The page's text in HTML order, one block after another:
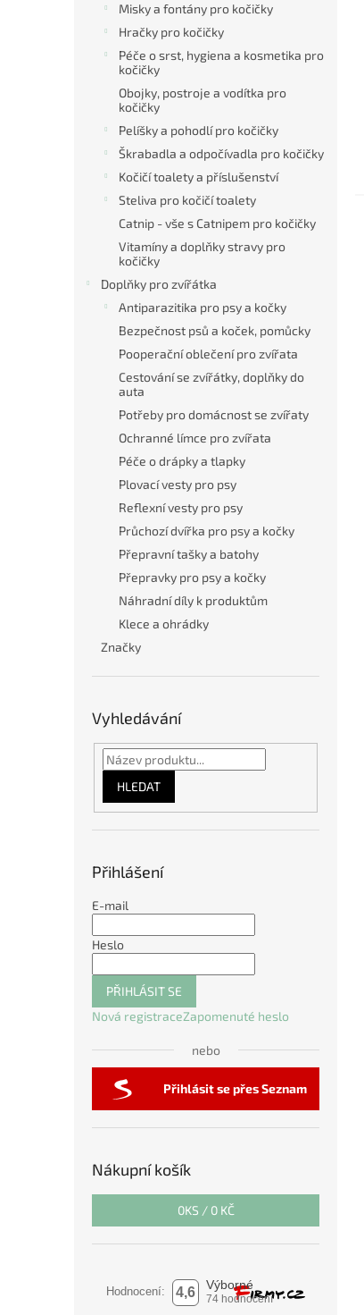
Misky a fontány pro kočičky
Hračky pro kočičky
Péče o srst, hygiena a kosmetika pro
kočičky
Obojky, postroje a vodítka pro
kočičky
Pelíšky a pohodlí pro kočičky
Škrabadla a odpočívadla pro kočičky
Kočičí toalety a příslušenství
Steliva pro kočičí toalety
Catnip - vše s Catnipem pro kočičky
Vitamíny a doplňky stravy pro
kočičky
Doplňky pro zvířátka
Antiparazitika pro psy a kočky
Bezpečnost psů a koček, pomůcky
Pooperační oblečení pro zvířata
Cestování se zvířátky, doplňky do
auta
Potřeby pro domácnost se zvířaty
Ochranné límce pro zvířata
Péče o drápky a tlapky
Plovací vesty pro psy
Reflexní vesty pro psy
Průchozí dvířka pro psy a kočky
Přepravní tašky a batohy
Přepravky pro psy a kočky
Náhradní díly k produktům
Klece a ohrádky
Značky
Vyhledávání
HLEDAT
Přihlášení
E-mail
Heslo
PŘIHLÁSIT SE
Nová registraceZapomenuté heslo
nebo
Přihlásit se přes Seznam
Nákupní košík
0KS / 0 KČ